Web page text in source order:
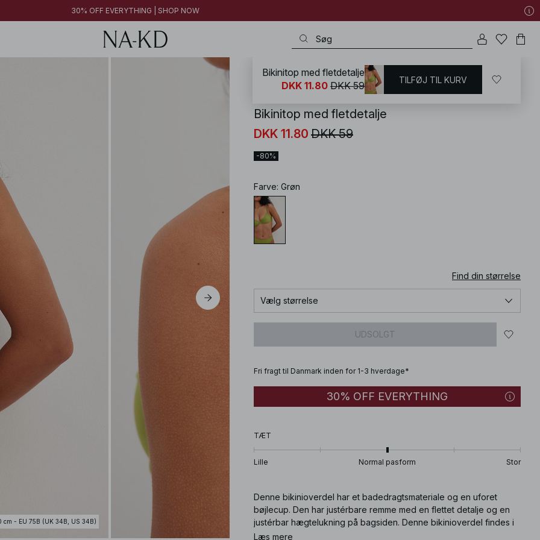
FINAL SALE | SHOP NOW
FINAL SALE | SHOP NOW
30% OFF EVERYTHING | SHOP NOW
cm - EU 75B (UK 34B, US 34B)
/ Badetøj / Bikinier / Bikini-overdele / Bikinier med bøjler
Bikinitop med fletdetalje
DKK 11.80 DKK 59
-80%
Farve: Grøn
Find din størrelse
Vælg størrelse
UDSOLGT
Fri fragt til Danmark inden for 1-3 hverdage*
30% OFF EVERYTHING
TÆT
Lille Normal pasform Stor
Denne bikinioverdel har et badedragtsmateriale og en uforet
bøjlecup. Den har justérbare remme med en flettet detalje og en
justérbar hægtelukning på bagsiden. Denne bikinioverdel findes i
grønt.
Læs mere
Bikinitop med fletdetalje
DKK 11.80 DKK 59 TILFØJ TIL KURV